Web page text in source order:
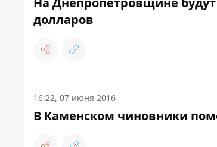
долларов
16:22, 07 июня 2016
В Каменском чиновники